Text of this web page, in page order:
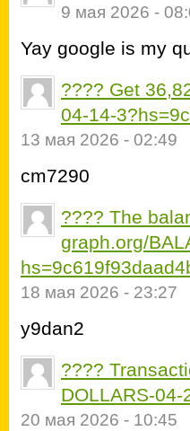
9 мая 2026 -
Yay google is my
???? Get
04-14-
13 мая 2026 - 02:49
cm7290
???? The
graph.org/
18 мая 2026 - 23:27
y9dan2
????
DOLLARS-
20 мая 2026 - 10:45